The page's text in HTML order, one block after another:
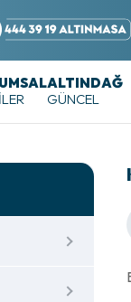
ALTINDAĞ
GÜNCEL